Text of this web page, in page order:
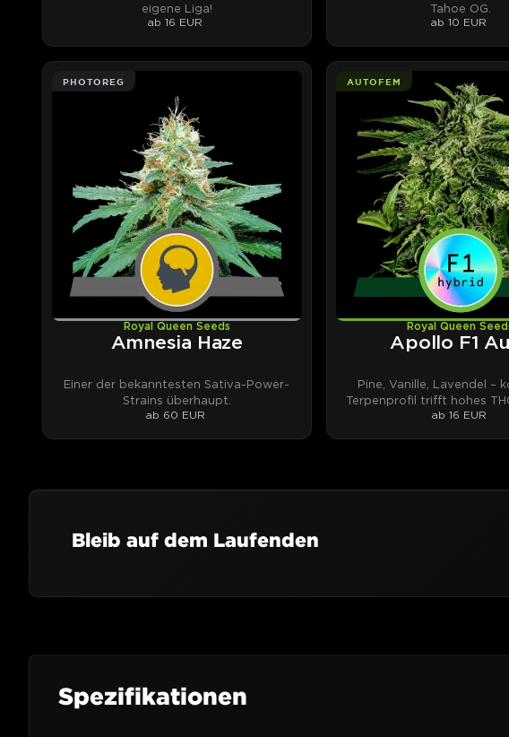
eigene Liga!
ab 16 EUR
Tahoe OG.
ab 10 EUR
PHOTOREG
Royal Queen Seeds
Amnesia Haze
Einer der bekanntesten Sativa-Power-
Strains überhaupt.
ab 60 EUR
AUTOFEM
Royal Queen
Apollo F1
Pine, Vanille, Lavendel –
Terpenprofil trifft hohes
ab 16 EUR
Bleib auf dem Laufenden
Spezifikationen